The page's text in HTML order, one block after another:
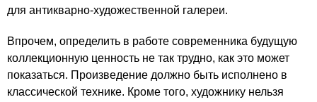
для антикварно-художественной галереи.
Впрочем, определить в работе современника будущую
коллекционную ценность не так трудно, как это может
показаться. Произведение должно быть исполнено в
классической технике. Кроме того, художнику нельзя